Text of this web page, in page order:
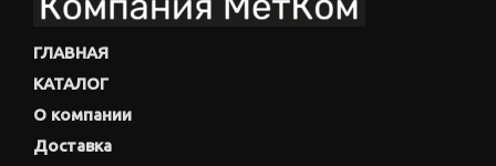
ГЛАВНАЯ
КАТАЛОГ
О компании
Доставка